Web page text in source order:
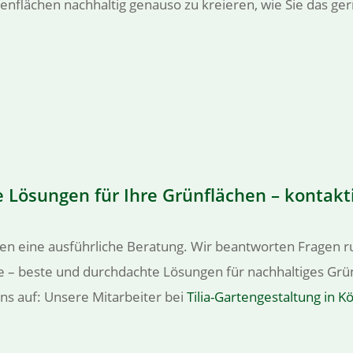
nachhaltig genauso zu kreieren, wie Sie das
Lösungen für Ihre Grünflächen –
eine ausführliche Beratung. Wir beantworten Fragen
beste und durchdachte Lösungen für nachhaltiges
auf: Unsere Mitarbeiter beiTilia-Gartengestaltung in